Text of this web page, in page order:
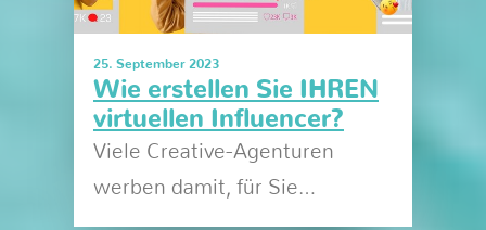
25. September 2023
Wie erstellen Sie IHREN
virtuellen Influencer?
Viele Creative-Agenturen
werben damit, für Sie…